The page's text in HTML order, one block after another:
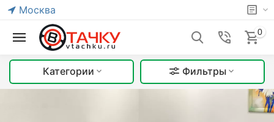
Москва
0
Категории Фильтры